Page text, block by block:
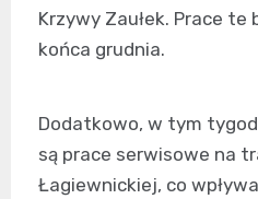
Krzywy Zaułek. Prace
końca grudnia.
Dodatkowo, w tym
są prace serwisowe na
Łagiewnickiej, co